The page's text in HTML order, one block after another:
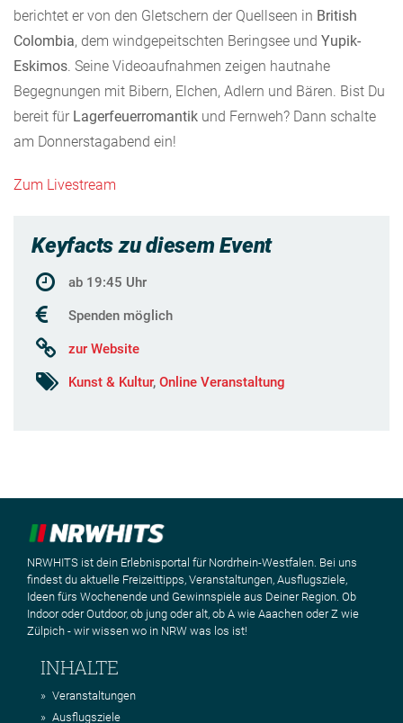
berichtet er von den Gletschern der Quellseen in British
Colombia, dem windgepeitschten Beringsee und Yupik-
Eskimos . Seine Videoaufnahmen zeigen hautnahe
Begegnungen mit Bibern, Elchen, Adlern und Bären. Bist Du
bereit für Lagerfeuerromantik und Fernweh? Dann schalte
am Donnerstagabend ein!
Zum Livestream
Keyfacts zu diesem Event
ab 19:45 Uhr
Spenden möglich
zur Website
Kunst & Kultur, Online Veranstaltung
NRWHITS ist dein Erlebnisportal für Nordrhein-Westfalen. Bei uns
findest du aktuelle Freizeittipps, Veranstaltungen, Ausflugsziele,
Ideen fürs Wochenende und Gewinnspiele aus Deiner Region. Ob
Indoor oder Outdoor, ob jung oder alt, ob A wie Aaachen oder Z wie
Zülpich - wir wissen wo in NRW was los ist!
INHALTE
Veranstaltungen
Ausflugsziele